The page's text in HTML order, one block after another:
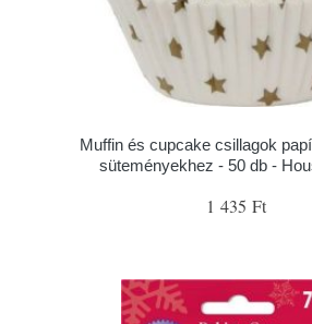
Muffin és cupcake csillagok
süteményekhez - 50 db -
1 435 Ft